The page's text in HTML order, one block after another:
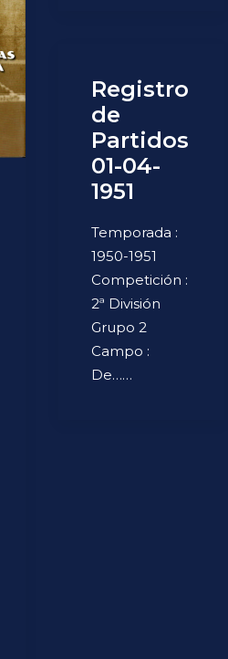
Registro
de
Partidos
01-04-
1951
Temporada :
1950-1951
Competición :
2ª División
Grupo 2
Campo :
De……